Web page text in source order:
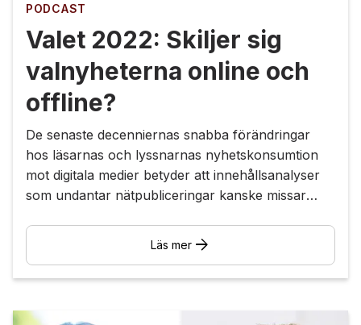
PODCAST
Valet 2022: Skiljer sig
valnyheterna online och
offline?
De senaste decenniernas snabba förändringar
hos läsarnas och lyssnarnas nyhetskonsumtion
mot digitala medier betyder att innehållsanalyser
som undantar nätpubliceringar kanske missar
Läs merarrow_forward